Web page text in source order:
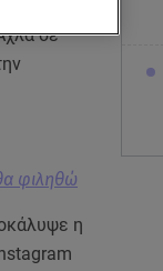
σε
φιληθώ
η